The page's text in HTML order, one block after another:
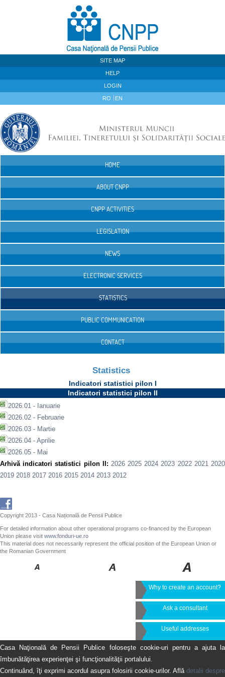
SITE MAP
HELP
LOGIN
RO EN
HOME
ABOUT CNPP
CNPP ACTIVITIES
LEGISLATION
NEWS
ELECTRONIC SERVICES
STATISTICS
PUBLIC COMMUNICATION
CONTACT
Statistics
Indicatori statistici pilon I
Indicatori statistici pilon II
2026.01 - Ianuarie
2026.02 - Februarie
2026.03 - Martie
2026.04 - Aprilie
2026.05 - Mai
Arhivă indicatori statistici pilon II: 2026 2025 2024 2023 2022 2021 2020
2019 2018 2017 2016 2015 2014 2013 2012
Copyright 2013 - Casa Națională de Pensii Publice
For detailed information about other operational programs co-financed by the European
Union please visit www.fonduri-ue.ro
This material does not necessarily represent the official position of the European Union or
the Romanian Government
Why to create an account?
Ask a consultant
Useful addresses
Casa Naţională de Pensii Publice foloseşte cookie-uri pentru a ajuta la
îmbunătăţirea experienţei şi funcţionalităţii portalului.
Continuând, îţi exprimi acordul asupra folosirii cookie-urilor. Află detalii despre